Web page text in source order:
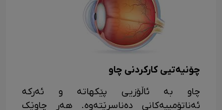
چۆنیەتیی کارکردنی چاو
چاو بە ئاڵۆزیی پێکهاتە و ئەرکە
ئەناتۆمییەکانی دەناسرێتەوە. هەر چاوێک